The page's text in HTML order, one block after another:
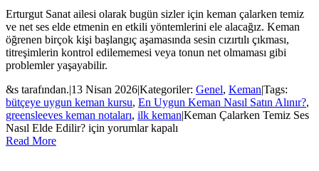
Erturgut Sanat ailesi olarak bugün sizler için keman çalarken temiz
ve net ses elde etmenin en etkili yöntemlerini ele alacağız. Keman
öğrenen birçok kişi başlangıç aşamasında sesin cızırtılı çıkması,
titreşimlerin kontrol edilememesi veya tonun net olmaması gibi
problemler yaşayabilir.
&s tarafından.|13 Nisan 2026|Kategoriler: Genel, Keman|Tags:
bütçeye uygun keman kursu, En Uygun Keman Nasıl Satın Alınır?,
greensleeves keman notaları, ilk keman|Keman Çalarken Temiz Ses
Nasıl Elde Edilir? için yorumlar kapalı
Read More